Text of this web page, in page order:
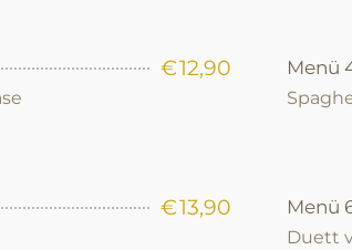
€12,90 Menü
€13,90 Menü
Duett